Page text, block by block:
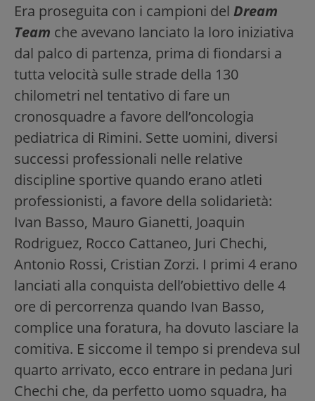
Era proseguita con i campioni del Dream
Team che avevano lanciato la loro iniziativa
dal palco di partenza, prima di fiondarsi a
tutta velocità sulle strade della 130
chilometri nel tentativo di fare un
cronosquadre a favore dell’oncologia
pediatrica di Rimini. Sette uomini, diversi
successi professionali nelle relative
discipline sportive quando erano atleti
professionisti, a favore della solidarietà:
Ivan Basso, Mauro Gianetti, Joaquin
Rodriguez, Rocco Cattaneo, Juri Chechi,
Antonio Rossi, Cristian Zorzi. I primi 4 erano
lanciati alla conquista dell’obiettivo delle 4
ore di percorrenza quando Ivan Basso,
complice una foratura, ha dovuto lasciare la
comitiva. E siccome il tempo si prendeva sul
quarto arrivato, ecco entrare in pedana Juri
Chechi che, da perfetto uomo squadra, ha